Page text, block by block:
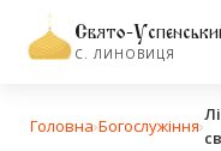
Свято-
С. ЛИНОВИЦЯ
Головна›Богослужіння›